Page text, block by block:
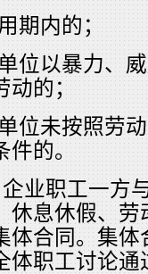
期内的；
位以暴力、
动的；
位未按照劳
件的。
业职工一方
休息休假、
体合同。集
体职工讨论通